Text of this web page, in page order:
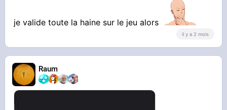
je valide toute la haine sur le jeu alors
il y a 2 mois
Raum